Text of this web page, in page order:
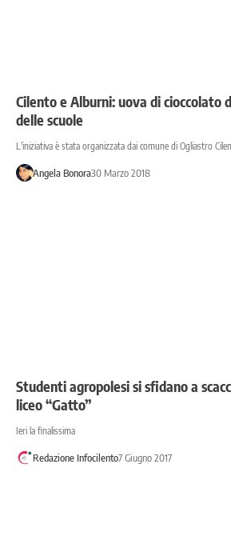
Cilento e Alburni: uova di cioccolato
delle scuole
L'iniziativa è stata organizzata dai comune di Ogliastro
Angela Bonora30 Marzo 2018
Studenti agropolesi si sfidano a
liceo “Gatto”
Ieri la finalissima
Redazione Infocilento7 Giugno 2017